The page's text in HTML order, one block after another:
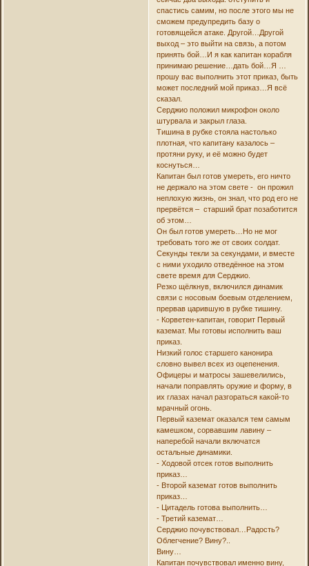
спастись самим, но после этого мы не
сможем предупредить базу о
готовящейся атаке. Другой…Другой
выход – это выйти на связь, а потом
принять бой…И я как капитан корабля
принимаю решение…дать бой…Я …
прошу вас выполнить этот приказ, быть
может последний мой приказ…Я всё
сказал.
Серджио положил микрофон около
штурвала и закрыл глаза.
Тишина в рубке стояла настолько
плотная, что капитану казалось –
протяни руку, и её можно будет
коснуться…
Капитан был готов умереть, его ничто
не держало на этом свете - он прожил
неплохую жизнь, он знал, что род его не
прервётся – старший брат позаботится
об этом…
Он был готов умереть…Но не мог
требовать того же от своих солдат.
Секунды текли за секундами, и вместе
с ними уходило отведённое на этом
свете время для Серджио.
Резко щёлкнув, включился динамик
связи с носовым боевым отделением,
прервав царившую в рубке тишину.
- Корветен-капитан, говорит Первый
каземат. Мы готовы исполнить ваш
приказ.
Низкий голос старшего канонира
словно вывел всех из оцепенения.
Офицеры и матросы зашевелились,
начали поправлять оружие и форму, в
их глазах начал разгораться какой-то
мрачный огонь.
Первый каземат оказался тем самым
камешком, сорвавшим лавину –
наперебой начали включатся
остальные динамики.
- Ходовой отсек готов выполнить
приказ…
- Второй каземат готов выполнить
приказ…
- Цитадель готова выполнить…
- Третий каземат…
Серджио почувствовал…Радость?
Облегчение? Вину?..
Вину…
Капитан почувствовал именно вину,